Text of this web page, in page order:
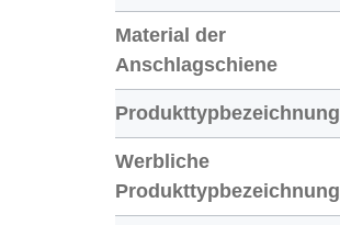
Material der
Anschlagschiene
Produkttypbezeichnung
Werbliche
Produkttypbezeichnung